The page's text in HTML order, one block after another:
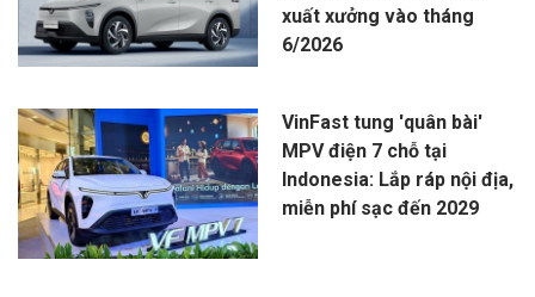
xuất xưởng vào tháng
6/2026
VinFast tung 'quân bài'
MPV điện 7 chỗ tại
Indonesia: Lắp ráp nội địa,
miễn phí sạc đến 2029